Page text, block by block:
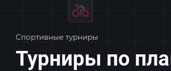
Спортивные турниры
Турниры по